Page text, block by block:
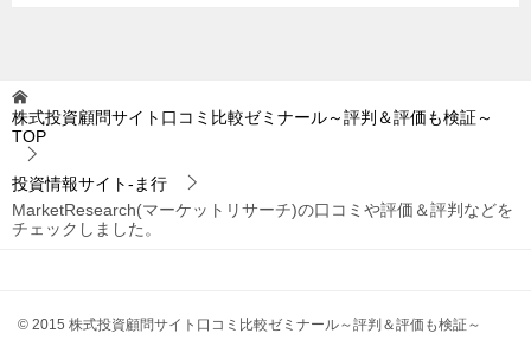
株式投資顧問サイト口コミ比較ゼミナール～評判＆評価も検証～
TOP
投資情報サイト-ま行
MarketResearch(マーケットリサーチ)の口コミや評価＆評判などを
チェックしました。
© 2015 株式投資顧問サイト口コミ比較ゼミナール～評判＆評価も検証～